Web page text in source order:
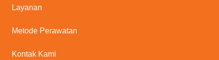
Layanan
Metode Perawatan
Kontak Kami